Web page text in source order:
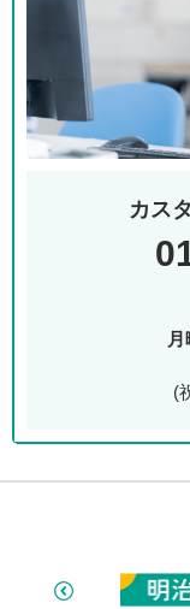
カス
(